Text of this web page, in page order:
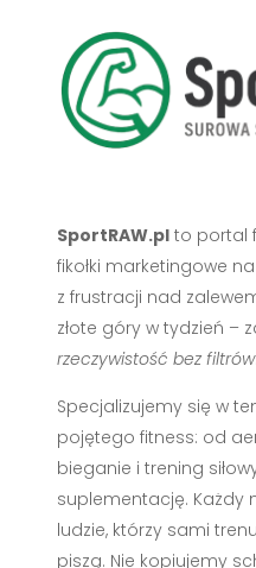
SportRAW.plto portal
fikołki marketingowe
z frustracji nad
złote góry w tydzień –
rzeczywistość bez filtrów.
Specjalizujemy się w
pojętego fitness: od
bieganie i trening
suplementację. Każdy
ludzie, którzy sami
piszą. Nie kopiujemy